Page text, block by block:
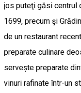
jos puteţi găsi centrul
1699, precum şi
de un restaurant
preparate culinare
servește preparate
vinuri rafinate într-un